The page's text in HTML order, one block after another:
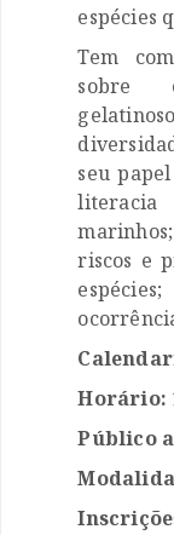
espécies
Tem
sobre
seu
riscos e
Horário:
Público